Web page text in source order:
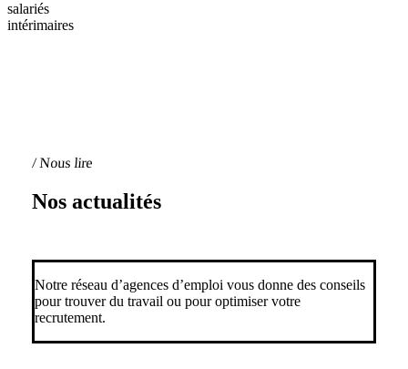
salariés
intérimaires
/ Nous lire
Nos actualités
Notre réseau d’agences d’emploi vous donne des conseils
pour trouver du travail ou pour optimiser votre
recrutement.